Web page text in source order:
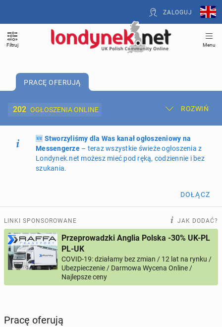
ZALOGUJ
Filtruj Menu
PRACĘ OFERUJĄ
202 OGŁOSZENIA ONLINE ROZWIŃ
Dodaj ogłoszenie Moje ogłoszenia
Oferta i cennik ogłoszeń
ogłoszenia online
PROFILE KANDYDATÓW 305 profili online
USŁUGI 166ogłoszeń online
KUPIĘ & SPRZEDAM
🆕 Stworzyliśmy dla Was kanał ogłoszeniowy na
Messengerze– teraz wszystkie świeże ogłoszenia z
Londynek.net możesz mieć pod ręką, codziennie i bez
szukania.
DOŁĄCZ
LINKI SPONSOROWANE JAK DODAĆ?
Przeprowadzki Anglia Polska -30% UK-PL
PL-UK
COVID-19: działamy bez zmian / 12 lat na rynku /
Ubezpieczenie / Darmowa Wycena Online /
Najlepsze ceny
Pracę oferują